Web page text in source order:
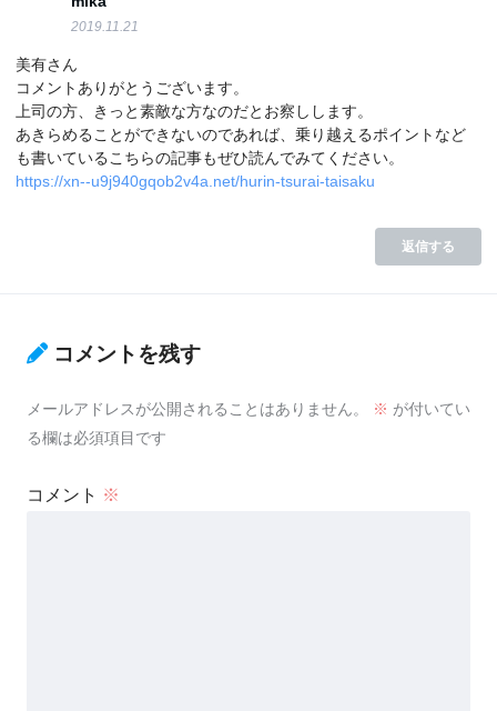
2019.11.21
美有さん
コメントありがとうございます。
上司の方、きっと素敵な方なのだとお察しします。
あきらめることができないのであれば、乗り越えるポイントなど
も書いているこちらの記事もぜひ読んでみてください。
https://xn--u9j940gqob2v4a.net/hurin-tsurai-taisaku
返信する
コメントを残す
メールアドレスが公開されることはありません。 ※ が付いてい
る欄は必須項目です
コメント ※